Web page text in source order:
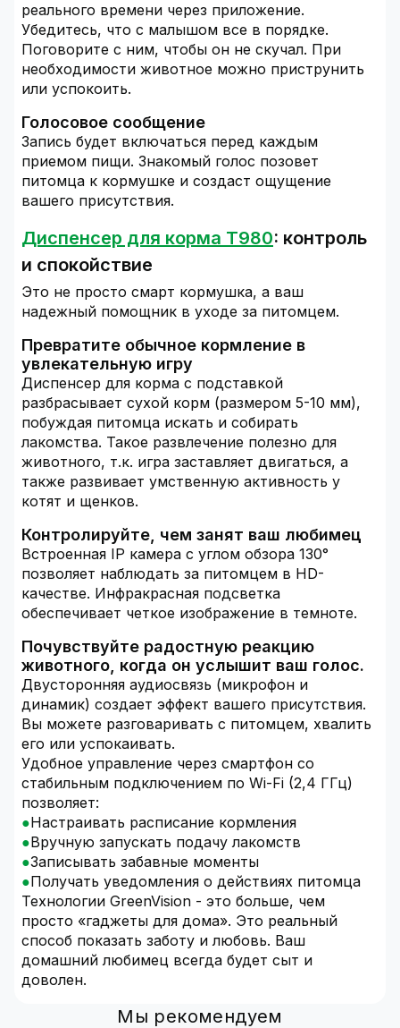
реального времени через приложение.
Убедитесь, что с малышом все в порядке.
Поговорите с ним, чтобы он не скучал. При
необходимости животное можно приструнить
или успокоить.
Голосовое сообщение
Запись будет включаться перед каждым
приемом пищи. Знакомый голос позовет
питомца к кормушке и создаст ощущение
вашего присутствия.
Диспенсер для корма T980: контроль
и спокойствие
Это не просто смарт кормушка, а ваш
надежный помощник в уходе за питомцем.
Превратите обычное кормление в
увлекательную игру
Диспенсер для корма с подставкой
разбрасывает сухой корм (размером 5-10 мм),
побуждая питомца искать и собирать
лакомства. Такое развлечение полезно для
животного, т.к. игра заставляет двигаться, а
также развивает умственную активность у
котят и щенков.
Контролируйте, чем занят ваш любимец
Встроенная IP камера с углом обзора 130°
позволяет наблюдать за питомцем в HD-
качестве. Инфракрасная подсветка
обеспечивает четкое изображение в темноте.
Почувствуйте радостную реакцию
животного, когда он услышит ваш голос.
Двусторонняя аудиосвязь (микрофон и
динамик) создает эффект вашего присутствия.
Вы можете разговаривать с питомцем, хвалить
его или успокаивать.
Удобное управление через смартфон со
стабильным подключением по Wi-Fi (2,4 ГГц)
позволяет:
Настраивать расписание кормления
Вручную запускать подачу лакомств
Записывать забавные моменты
Получать уведомления о действиях питомца
Технологии GreenVision - это больше, чем
просто «гаджеты для дома». Это реальный
способ показать заботу и любовь. Ваш
домашний любимец всегда будет сыт и
доволен.
Мы рекомендуем